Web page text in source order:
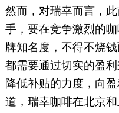
然而，对瑞幸而言，
手，要在竞争激烈的
牌知名度，不得不烧
都需要通过切实的盈
降低补贴的力度，向
道，瑞幸咖啡在北京